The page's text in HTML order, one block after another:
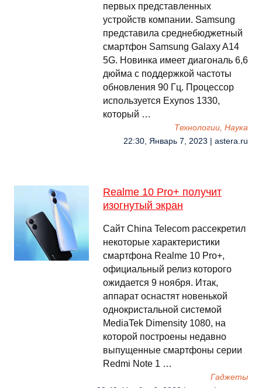
первых представленных
устройств компании. Samsung
представила среднебюджетный
смартфон Samsung Galaxy A14
5G. Новинка имеет диагональ 6,6
дюйма с поддержкой частоты
обновления 90 Гц. Процессор
используется Exynos 1330,
который …
Технологии, Наука
22:30, Январь 7, 2023 | astera.ru
Realme 10 Pro+ получит
изогнутый экран
Сайт China Telecom рассекретил
некоторые характеристики
смартфона Realme 10 Pro+,
официальный релиз которого
ожидается 9 ноября. Итак,
аппарат оснастят новенькой
однокристальной системой
MediaTek Dimensity 1080, на
которой построены недавно
выпущенные смартфоны серии
Redmi Note 1 …
Гаджеты